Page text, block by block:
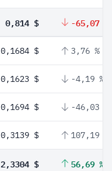
0,814 $ -65,07 %
0,1684 $ 3,76 %
0,1623 $ -4,19 %
0,1694 $ -46,03 %
0,3139 $ 107,19 %
2,3304 $ 56,69 %